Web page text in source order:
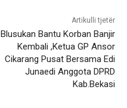
Artikulli tjetër
Blusukan Bantu Korban Banjir
Kembali ,Ketua GP Ansor
Cikarang Pusat Bersama Edi
Junaedi Anggota DPRD
Kab.Bekasi